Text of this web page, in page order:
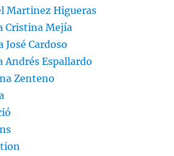
Martinez Higueras
Cristina Mejía
Cardoso
Andrés Espallardo
Zenteno